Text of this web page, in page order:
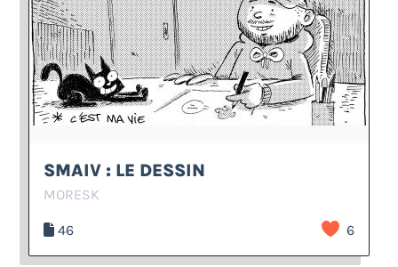
SMAIV : LE DESSIN
MORESK
46 6